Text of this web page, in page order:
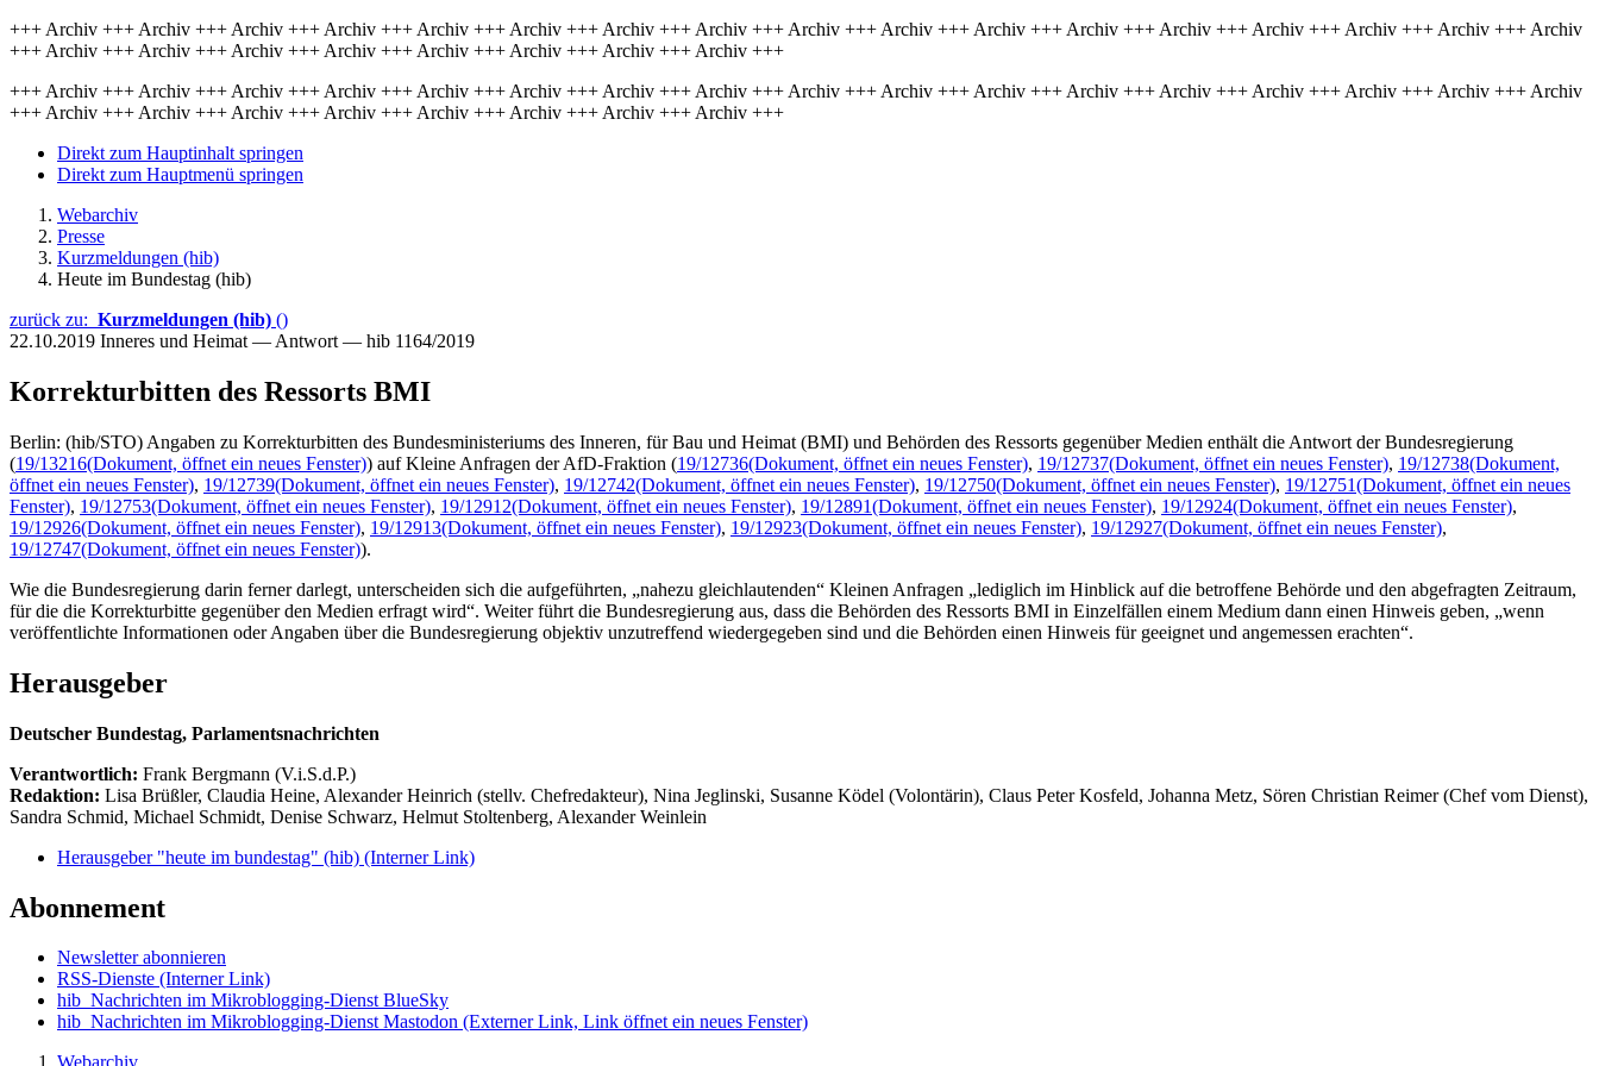
+++ Archiv +++ Archiv +++ Archiv +++ Archiv +++ Archiv +++ Archiv +++ Archiv +++ Archiv +++ Archiv +++ Archiv +++ Archiv +++ Archiv +++ Archiv +++ Archiv +++ Archiv +++ Archiv +++ Archiv
+++ Archiv +++ Archiv +++ Archiv +++ Archiv +++ Archiv +++ Archiv +++ Archiv +++ Archiv +++
+++ Archiv +++ Archiv +++ Archiv +++ Archiv +++ Archiv +++ Archiv +++ Archiv +++ Archiv +++ Archiv +++ Archiv +++ Archiv +++ Archiv +++ Archiv +++ Archiv +++ Archiv +++ Archiv +++ Archiv
+++ Archiv +++ Archiv +++ Archiv +++ Archiv +++ Archiv +++ Archiv +++ Archiv +++ Archiv +++
Direkt zum Hauptinhalt springen
Direkt zum Hauptmenü springen
Webarchiv
Presse
Kurzmeldungen (hib)
Heute im Bundestag (hib)
zurück zu: Kurzmeldungen (hib) ()
22.10.2019 Inneres und Heimat — Antwort — hib 1164/2019
Korrekturbitten des Ressorts BMI
Berlin: (hib/STO) Angaben zu Korrekturbitten des Bundesministeriums des Inneren, für Bau und Heimat (BMI) und Behörden des Ressorts gegenüber Medien enthält die Antwort der Bundesregierung
(19/13216(Dokument, öffnet ein neues Fenster)) auf Kleine Anfragen der AfD-Fraktion (19/12736(Dokument, öffnet ein neues Fenster), 19/12737(Dokument, öffnet ein neues Fenster), 19/12738(Dokument,
öffnet ein neues Fenster), 19/12739(Dokument, öffnet ein neues Fenster), 19/12742(Dokument, öffnet ein neues Fenster), 19/12750(Dokument, öffnet ein neues Fenster), 19/12751(Dokument, öffnet ein neues
Fenster), 19/12753(Dokument, öffnet ein neues Fenster), 19/12912(Dokument, öffnet ein neues Fenster), 19/12891(Dokument, öffnet ein neues Fenster), 19/12924(Dokument, öffnet ein neues Fenster),
19/12926(Dokument, öffnet ein neues Fenster), 19/12913(Dokument, öffnet ein neues Fenster), 19/12923(Dokument, öffnet ein neues Fenster), 19/12927(Dokument, öffnet ein neues Fenster),
19/12747(Dokument, öffnet ein neues Fenster)).
Wie die Bundesregierung darin ferner darlegt, unterscheiden sich die aufgeführten, „nahezu gleichlautenden“ Kleinen Anfragen „lediglich im Hinblick auf die betroffene Behörde und den abgefragten Zeitraum,
für die die Korrekturbitte gegenüber den Medien erfragt wird“. Weiter führt die Bundesregierung aus, dass die Behörden des Ressorts BMI in Einzelfällen einem Medium dann einen Hinweis geben, „wenn
veröffentlichte Informationen oder Angaben über die Bundesregierung objektiv unzutreffend wiedergegeben sind und die Behörden einen Hinweis für geeignet und angemessen erachten“.
Herausgeber
Deutscher Bundestag, Parlamentsnachrichten
Verantwortlich: Frank Bergmann (V.i.S.d.P.)
Redaktion: Lisa Brüßler, Claudia Heine, Alexander Heinrich (stellv. Chefredakteur), Nina Jeglinski, Susanne Ködel (Volontärin), Claus Peter Kosfeld, Johanna Metz, Sören Christian Reimer (Chef vom Dienst),
Sandra Schmid, Michael Schmidt, Denise Schwarz, Helmut Stoltenberg, Alexander Weinlein
Herausgeber "heute im bundestag" (hib) (Interner Link)
Abonnement
Newsletter abonnieren
RSS-Dienste (Interner Link)
hib_Nachrichten im Mikroblogging-Dienst BlueSky
hib_Nachrichten im Mikroblogging-Dienst Mastodon (Externer Link, Link öffnet ein neues Fenster)